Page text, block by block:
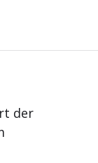
der